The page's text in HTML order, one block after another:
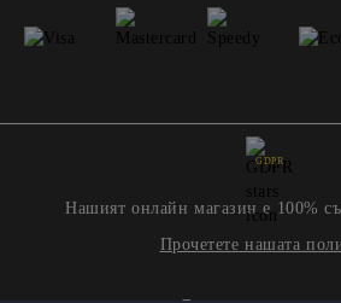
GDPR
Нашият онлайн магазин е 100%
Прочетете нашата